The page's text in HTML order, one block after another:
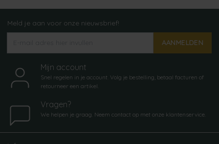
Meld je aan voor onze nieuwsbrief!
AANMELDEN
Mijn account
Snel regelen in je account. Volg je bestelling, betaal facturen of
retourneer een artikel.
Vragen?
We helpen je graag. Neem contact op met onze klantenservice.